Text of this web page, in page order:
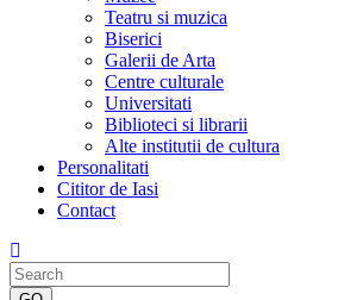
Teatru si muzica
Biserici
Galerii de Arta
Centre culturale
Universitati
Biblioteci si librarii
Alte institutii de cultura
Personalitati
Cititor de Iasi
Contact